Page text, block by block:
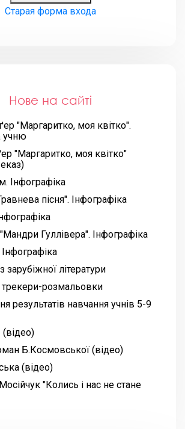
Старая форма входа
Нове на сайті
"Маргаритко, моя квітко".
учню
"Маргаритко, моя квітко"
Інфографіка
пісня". Інфографіка
Гуллівера". Інфографіка
зарубіжної літератури
розмальовки
результатів навчання учнів 5-9
Б.Космовської (відео)
(відео)
"Колись і нас не стане